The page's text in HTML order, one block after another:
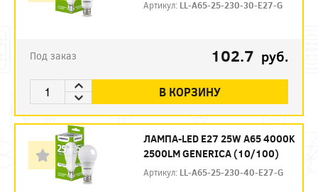
Артикул: LL-A65-25-230-30-E27-G
Под заказ 102.7 руб.
В КОРЗИНУ
ЛАМПА-LED E27 25W A65 4000K
2500LM GENERICA (10/100)
Артикул: LL-A65-25-230-40-E27-G